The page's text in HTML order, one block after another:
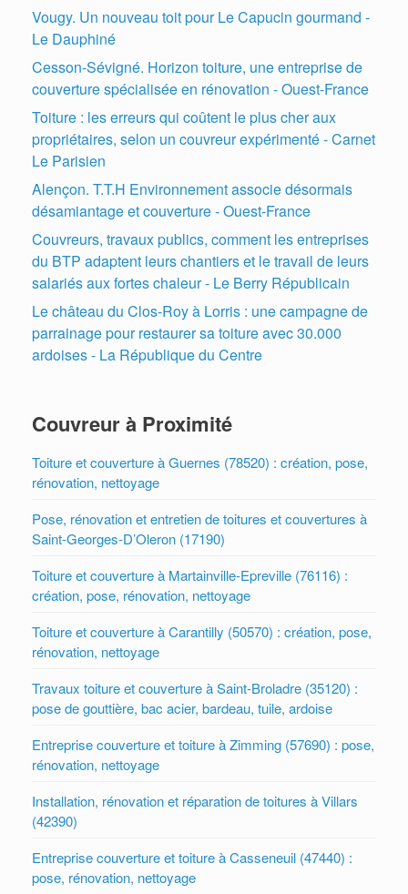
Vougy. Un nouveau toit pour Le Capucin gourmand -
Le Dauphiné
Cesson-Sévigné. Horizon toiture, une entreprise de
couverture spécialisée en rénovation - Ouest-France
Toiture : les erreurs qui coûtent le plus cher aux
propriétaires, selon un couvreur expérimenté - Carnet
Le Parisien
Alençon. T.T.H Environnement associe désormais
désamiantage et couverture - Ouest-France
Couvreurs, travaux publics, comment les entreprises
du BTP adaptent leurs chantiers et le travail de leurs
salariés aux fortes chaleur - Le Berry Républicain
Le château du Clos-Roy à Lorris : une campagne de
parrainage pour restaurer sa toiture avec 30.000
ardoises - La République du Centre
Couvreur à Proximité
Toiture et couverture à Guernes (78520) : création, pose,
rénovation, nettoyage
Pose, rénovation et entretien de toitures et couvertures à
Saint-Georges-D’Oleron (17190)
Toiture et couverture à Martainville-Epreville (76116) :
création, pose, rénovation, nettoyage
Toiture et couverture à Carantilly (50570) : création, pose,
rénovation, nettoyage
Travaux toiture et couverture à Saint-Broladre (35120) :
pose de gouttière, bac acier, bardeau, tuile, ardoise
Entreprise couverture et toiture à Zimming (57690) : pose,
rénovation, nettoyage
Installation, rénovation et réparation de toitures à Villars
(42390)
Entreprise couverture et toiture à Casseneuil (47440) :
pose, rénovation, nettoyage